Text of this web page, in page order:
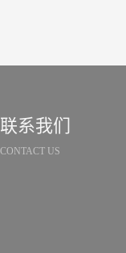
联系我们
CONTACT US